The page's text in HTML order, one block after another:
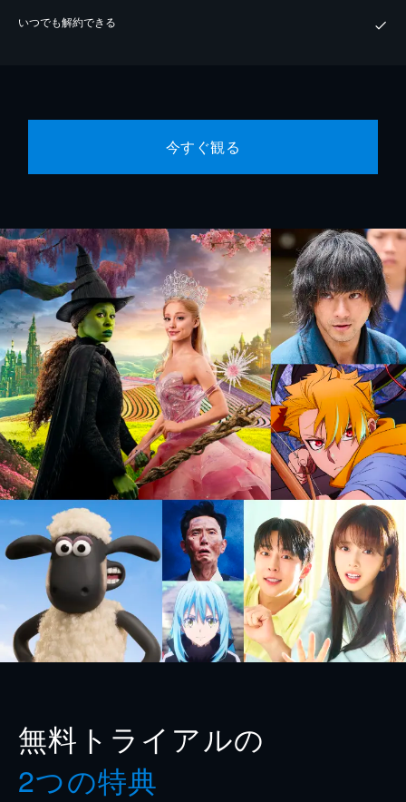
いつでも解約できる
今すぐ観る
無料トライアルの
2つの特典